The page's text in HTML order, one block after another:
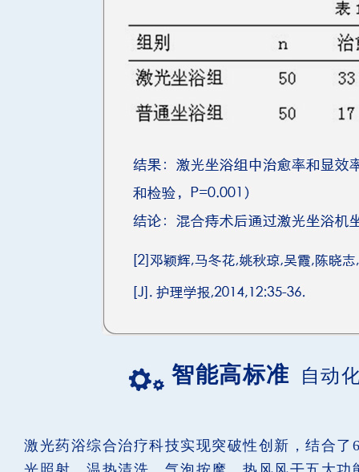
智能高标准 自动
激光药浴综合治疗科技实现突破性创新，结合